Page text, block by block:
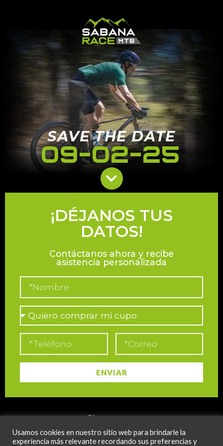
SAVE THE DATE
09-02-25
Síguenos en:
@sabanarace
¡DÉJANOS TUS
DATOS!
Contáctanos ahora y recibe
asistencia personalizada
ENVIAR
Usamos cookies en nuestro sitio web para brindarle la
experiencia más relevante recordando sus preferencias y